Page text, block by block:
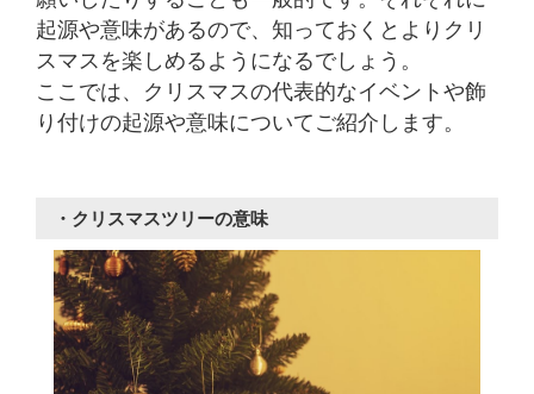
起源や意味があるので、知っておくとよりクリ
スマスを楽しめるようになるでしょう。
ここでは、クリスマスの代表的なイベントや飾
り付けの起源や意味についてご紹介します。
・クリスマスツリーの意味